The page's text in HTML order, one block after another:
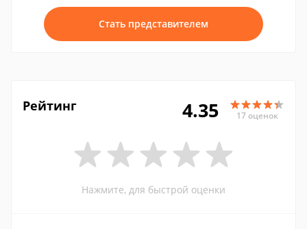
Стать представителем
Рейтинг 4.35 17 оценок
Нажмите, для быстрой оценки